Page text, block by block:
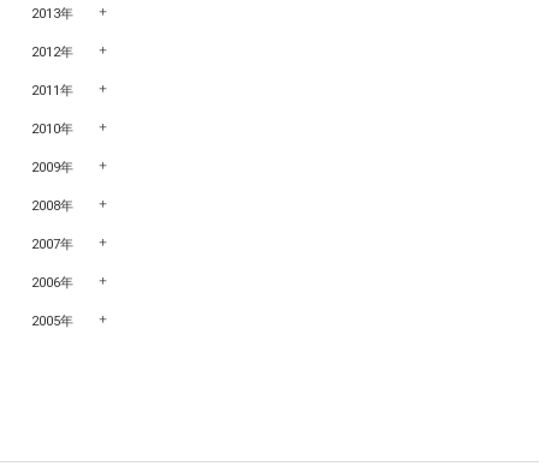
2013年
2012年
2011年
2010年
2009年
2008年
2007年
2006年
2005年